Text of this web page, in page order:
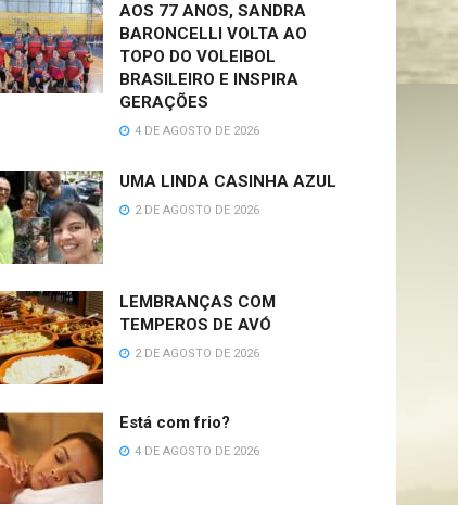
AOS 77 ANOS, SANDRA
BARONCELLI VOLTA AO
TOPO DO VOLEIBOL
BRASILEIRO E INSPIRA
GERAÇÕES
4 DE AGOSTO DE 2026
UMA LINDA CASINHA AZUL
2 DE AGOSTO DE 2026
LEMBRANÇAS COM
TEMPEROS DE AVÓ
2 DE AGOSTO DE 2026
Está com frio?
4 DE AGOSTO DE 2026